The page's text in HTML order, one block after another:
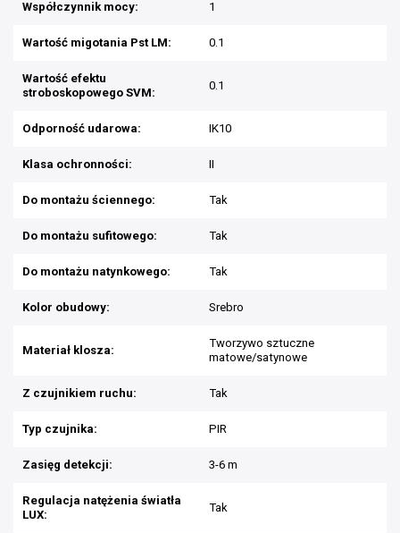
Współczynnik mocy: 1
Wartość migotania Pst LM: 0.1
Wartość efektu
stroboskopowego SVM:
0.1
Odporność udarowa: IK10
Klasa ochronności: II
Do montażu ściennego: Tak
Do montażu sufitowego: Tak
Do montażu natynkowego: Tak
Kolor obudowy: Srebro
Materiał klosza:
Tworzywo sztuczne
matowe/satynowe
Z czujnikiem ruchu: Tak
Typ czujnika: PIR
Zasięg detekcji: 3-6 m
Regulacja natężenia światła
LUX:
Tak